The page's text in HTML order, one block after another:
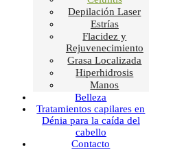
Depilación Laser
Estrías
Flacidez y
Rejuvenecimiento
Grasa Localizada
Hiperhidrosis
Manos
Belleza
Tratamientos capilares en
Dénia para la caída del
cabello
Contacto